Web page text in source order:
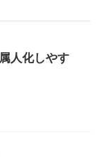
人化しやす